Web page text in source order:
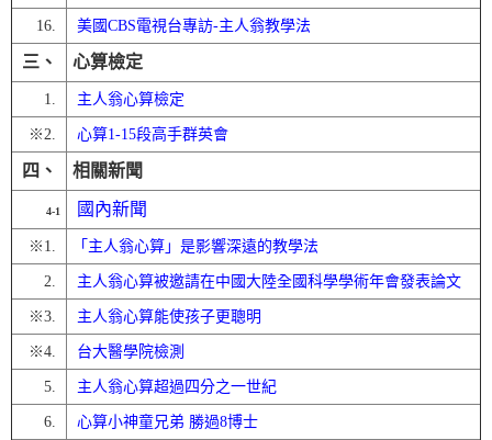
16. 美國CBS電視台專訪-主人翁教學法
三、 心算檢定
1. 主人翁心算檢定
※2. 心算1-15段高手群英會
四、 相關新聞
4-1 國內新聞
※ 1. 「主人翁心算」是影響深遠的教學法
2. 主人翁心算被邀請在中國大陸全國科學學術年會發表論文
※3. 主人翁心算能使孩子更聰明
※4. 台大醫學院檢測
5. 主人翁心算超過四分之一世紀
6. 心算小神童兄弟 勝過8博士